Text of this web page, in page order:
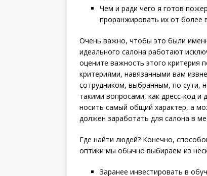
Чем и ради чего я готов
проранжировать их от более
Очень важно, чтобы это были
идеального салона работают
оцените важность этого критерия
критериями, навязанными вам
сотрудником, выбранным, по сути,
такими вопросами, как дресс-код и
носить самый общий характер, а
должен заработать для салона в
Где найти людей? Конечно,
оптики мы обычно выбираем из
Заранее инвестировать в